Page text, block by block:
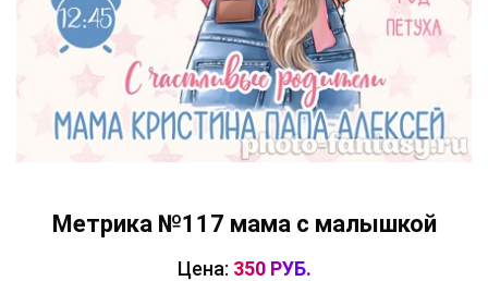
Метрика №117 мама с малышкой
Цена: 350 РУБ.